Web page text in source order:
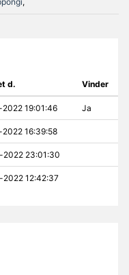
d. Vinder
19:01:46 Ja
16:39:58
23:01:30
12:42:37